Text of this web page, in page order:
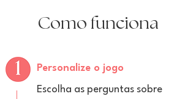
Como funciona
Personalize o jogo
Escolha as perguntas sobre